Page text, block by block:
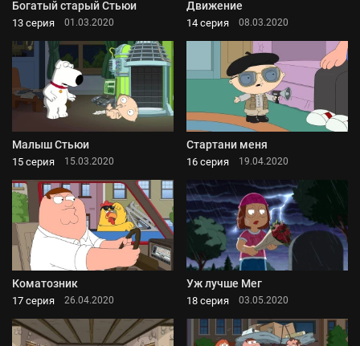
Богатый старый Стьюи
13 серия 01.03.2020
Движение
14 серия 08.03.2020
Малыш Стьюи
15 серия 15.03.2020
Стартани меня
16 серия 19.04.2020
Коматозник
17 серия 26.04.2020
Уж лучше Мег
18 серия 03.05.2020